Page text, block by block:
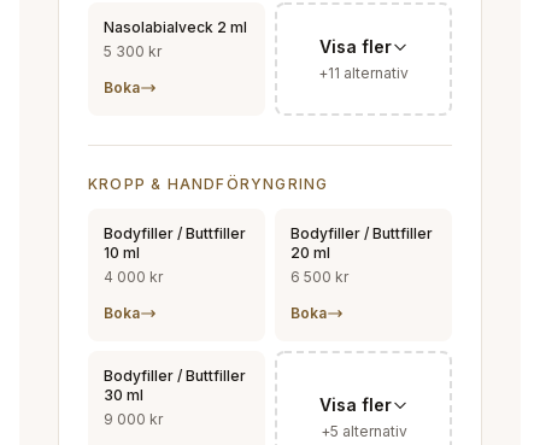
Nasolabialveck 2 ml
5 300 kr
Boka
Visa fler
+11 alternativ
KROPP & HANDFÖRYNGRING
Bodyfiller / Buttfiller
10 ml
4 000 kr
Boka
Bodyfiller / Buttfiller
20 ml
6 500 kr
Boka
Bodyfiller / Buttfiller
30 ml
9 000 kr
Visa fler
+5 alternativ